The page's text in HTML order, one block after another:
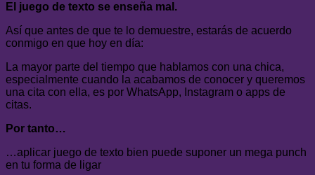
El juego de texto se enseña mal.
Así que antes de que te lo demuestre, estarás de acuerdo
conmigo en que hoy en día:
La mayor parte del tiempo que hablamos con una chica,
especialmente cuando la acabamos de conocer y queremos
una cita con ella, es por WhatsApp, Instagram o apps de
citas.
Por tanto…
…aplicar juego de texto bien puede suponer un mega punch
en tu forma de ligar